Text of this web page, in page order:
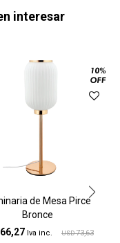
interesar
de Mesa Pirce
Bronce
66,27 USD 73,63